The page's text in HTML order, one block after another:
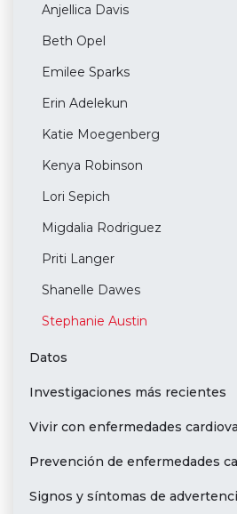
Anjellica Davis
Beth Opel
Emilee Sparks
Erin Adelekun
Katie Moegenberg
Kenya Robinson
Lori Sepich
Migdalia Rodriguez
Priti Langer
Shanelle Dawes
Stephanie Austin
Datos
Investigaciones más recientes
Vivir con enfermedades
Prevención de enfermedades
Signos y síntomas de